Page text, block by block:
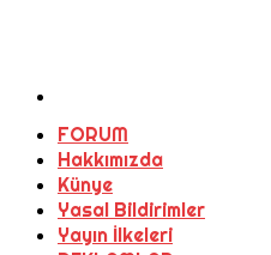
FORUM
Hakkımızda
Künye
Yasal Bildirimler
Yayın İlkeleri